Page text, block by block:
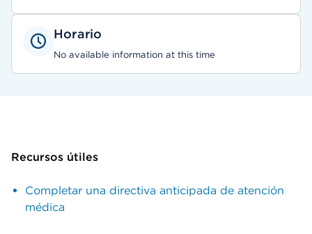
Horario
No available information at this time
Recursos útiles
Completar una directiva anticipada de atención
médica